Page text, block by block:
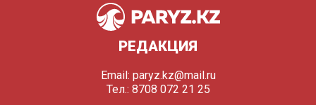
РЕДАКЦИЯ
Email: paryz.kz@mail.ru
Тел.: 8708 072 21 25